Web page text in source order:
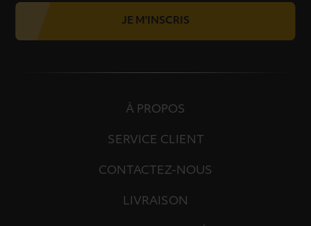
JE M'INSCRIS
À PROPOS
SERVICE CLIENT
CONTACTEZ-NOUS
LIVRAISON